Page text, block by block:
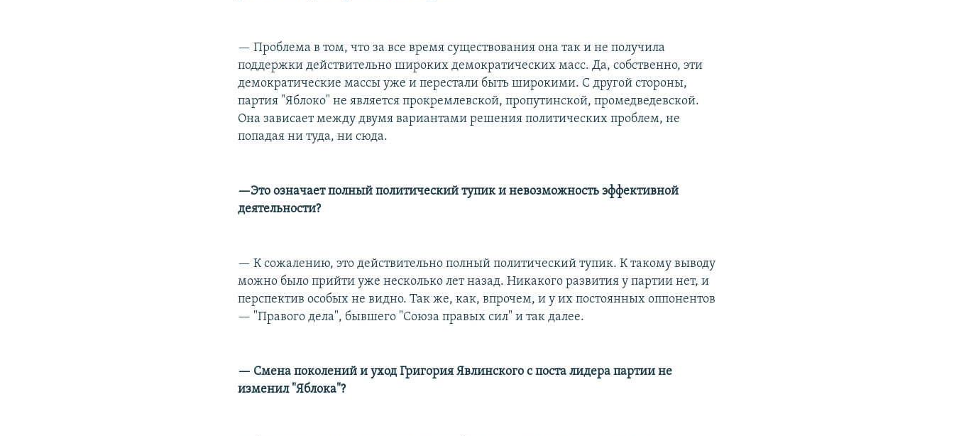
— Проблема в том, что за все время существования она так и не получила
поддержки действительно широких демократических масс. Да, собственно, эти
демократические массы уже и перестали быть широкими. С другой стороны,
партия "Яблоко" не является прокремлевской, пропутинской, промедведевской.
Она зависает между двумя вариантами решения политических проблем, не
попадая ни туда, ни сюда.
—Это означает полный политический тупик и невозможность эффективной
деятельности?
— К сожалению, это действительно полный политический тупик. К такому выводу
можно было прийти уже несколько лет назад. Никакого развития у партии нет, и
перспектив особых не видно. Так же, как, впрочем, и у их постоянных оппонентов
— "Правого дела", бывшего "Союза правых сил" и так далее.
— Смена поколений и уход Григория Явлинского с поста лидера партии не
изменил "Яблока"?